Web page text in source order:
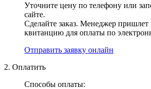
Уточните цену по телефону или
сайте.
Сделайте заказ. Менеджер пришлет
квитанцию для оплаты по
Отправить заявку онлайн
2. Оплатить
Способы оплаты: